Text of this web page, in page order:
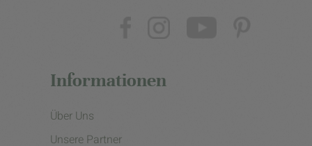
Informationen
Über Uns
Unsere Partner